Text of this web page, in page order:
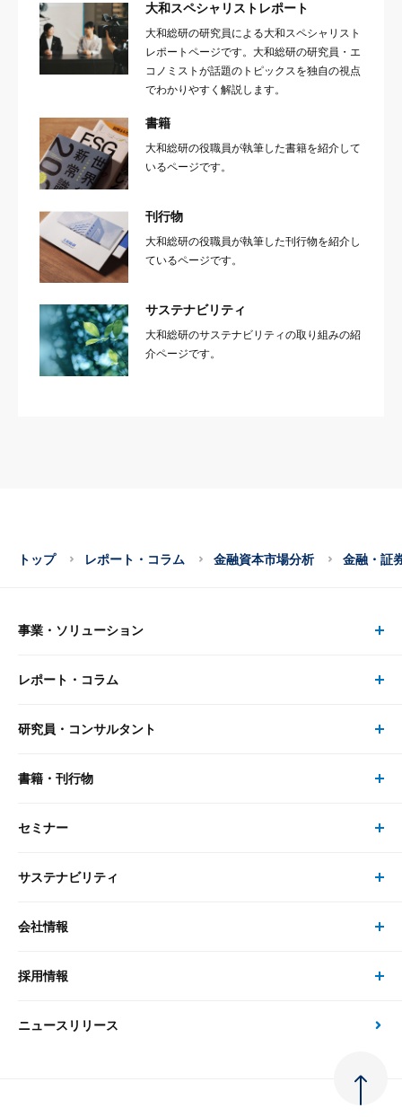
大和スペシャリストレポート
大和総研の研究員による大和スペシャリスト
レポートページです。大和総研の研究員・エ
コノミストが話題のトピックスを独自の視点
でわかりやすく解説します。
書籍
大和総研の役職員が執筆した書籍を紹介して
いるページです。
刊行物
大和総研の役職員が執筆した刊行物を紹介し
ているページです。
サステナビリティ
大和総研のサステナビリティの取り組みの紹
介ページです。
トップ レポート・コラム 金融資本市場分析 金融・証
事業・ソリューション
事業・ソリューション トップ
リサーチ
大和総研の強み
先端テクノロジーに基づく新たな価値の創出
レポート・コラム
レポート・コラム トップ
最新のレポート・コラム
政策分析
研究員・コンサルタント
研究員・コンサルタント トップ
研究員
書籍・刊行物
書籍・刊行物 トップ
書籍
セミナー
セミナー トップ
現在受付中のセミナー・イベント
サステナビリティ
サステナビリティの取り組み
次世代社会への貢献
会社情報
会社情報 トップ
会社概要・役員一覧
採用情報
採用情報 トップ
ニュースリリース